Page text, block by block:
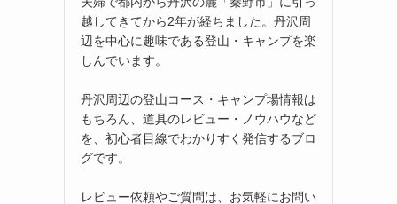
越してきてから2年が経ちました。丹沢周
辺を中心に趣味である登山・キャンプを楽
しんでいます。
丹沢周辺の登山コース・キャンプ場情報は
もちろん、道具のレビュー・ノウハウなど
を、初心者目線でわかりすく発信するブロ
グです。
レビュー依頼やご質問は、お気軽にお問い